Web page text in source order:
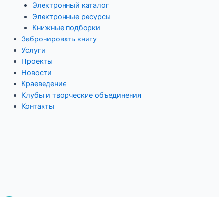
Электронный каталог
Электронные ресурсы
Книжные подборки
Забронировать книгу
Услуги
Проекты
Новости
Краеведение
Клубы и творческие объединения
Контакты